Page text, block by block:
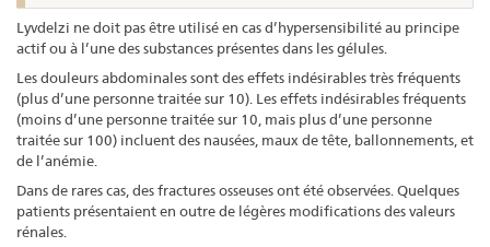
Lyvdelzi ne doit pas être utilisé en cas d’hypersensibilité au principe
actif ou à l’une des substances présentes dans les gélules.
Les douleurs abdominales sont des effets indésirables très fréquents
(plus d’une personne traitée sur 10). Les effets indésirables fréquents
(moins d’une personne traitée sur 10, mais plus d’une personne
traitée sur 100) incluent des nausées, maux de tête, ballonnements, et
de l’anémie.
Dans de rares cas, des fractures osseuses ont été observées. Quelques
patients présentaient en outre de légères modifications des valeurs
rénales.